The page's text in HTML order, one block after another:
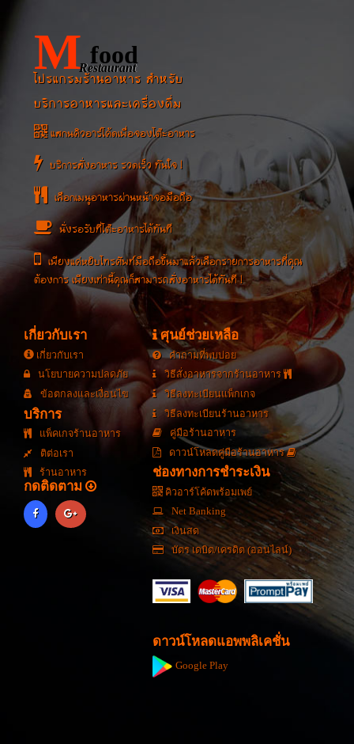
M food
Restaurant
โปรแกรมร้านอาหาร สำหรับ
บริการอาหารและเครื่องดื่ม
แสกนคิวอาร์โค้ดเพื่อจองโต๊ะอาหาร
บริการสั่งอาหาร รวดเร็ว ทันใจ !
เลือกเมนูอาหารผ่านหน้าจอมือถือ
นั่งรอรับที่โต๊ะอาหารได้ทันที
เพียงแค่หยิบโทรศัพท์มือถือขึ้นมาแล้วเลือกรายการอาหารที่คุณ
ต้องการ เพียงเท่านี้คุณก็สามารถสั่งอาหารได้ทันที !
เกี่ยวกับเรา
เกี่ยวกับเรา
นโยบายความปลดภัย
ข้อตกลงและเงื่อนไข
บริการ
แพ็คเกจร้านอาหาร
ติต่อเรา
ร้านอาหาร
กดติดตาม
ศุนย์ช่วยเหลือ
คำถามที่พบบ่อย
วิธีสั่งอาหารจากร้านอาหาร
วิธีลงทะเบียนแพ็กเกจ
วิธีลงทะเบียนร้านอาหาร
คู่มือร้านอาหาร
ดาวน์โหลดคู่มือร้านอาหาร
ช่องทางการชำระเงิน
คิวอาร์โค้ดพร้อมเพย์
Net Banking
เงินสด
บัตร เดบิต/เครดิต (ออนไลน์)
ดาวน์โหลดแอพพลิเคชั่น
Google Play